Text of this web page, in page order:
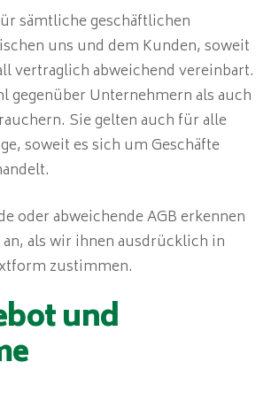
sämtliche geschäftlichen
uns und dem Kunden, soweit
vertraglich abweichend vereinbart.
gegenüber Unternehmern als auch
Sie gelten auch für alle
soweit es sich um Geschäfte
oder abweichende AGB erkennen
als wir ihnen ausdrücklich in
zustimmen.
und